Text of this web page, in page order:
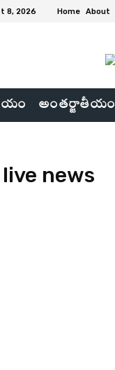
8, 2026 Home About
అంతర్జాతీయం
news